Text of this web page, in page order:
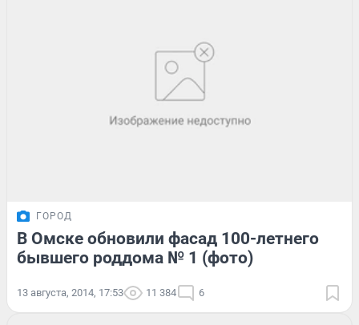
ГОРОД
В Омске обновили фасад 100-летнего
бывшего роддома № 1 (фото)
13 августа, 2014, 17:53 11 384 6